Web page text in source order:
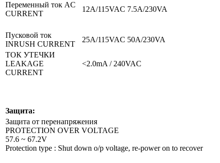
Переменный ток AC
CURRENT
12A/115VAC 7.5A/230VA
Пусковой ток
INRUSH CURRENT
25A/115VAC 50A/230VA
ТОК УТЕЧКИ
LEAKAGE
CURRENT
<2.0mA / 240VAC
Защита:
Защита от перенапряжения
PROTECTION OVER VOLTAGE
57.6 ~ 67.2V
Protection type : Shut down o/p voltage, re-power on to recover